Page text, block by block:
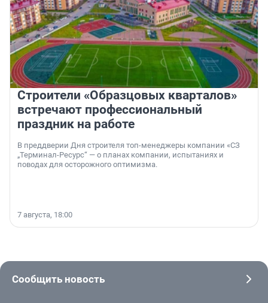
Строители «Образцовых кварталов»
встречают профессиональный
праздник на работе
В преддверии Дня строителя топ-менеджеры компании «СЗ
„Терминал-Ресурс“ — о планах компании, испытаниях и
поводах для осторожного оптимизма.
7 августа, 18:00
Сообщить новость